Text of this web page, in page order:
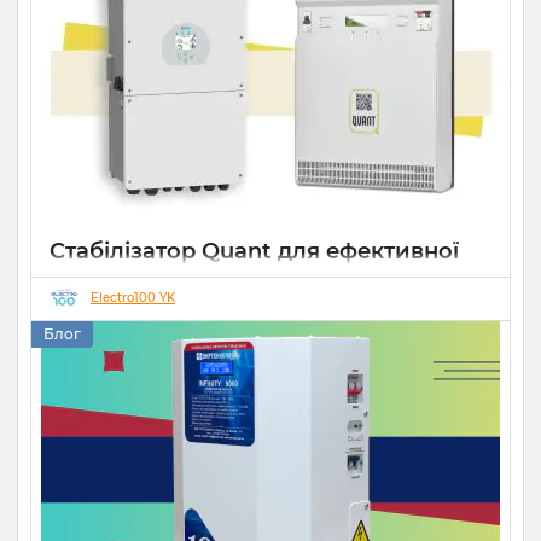
Стабілізатор Quant для ефективної
роботи СЕС
Electro100 YK
Блог